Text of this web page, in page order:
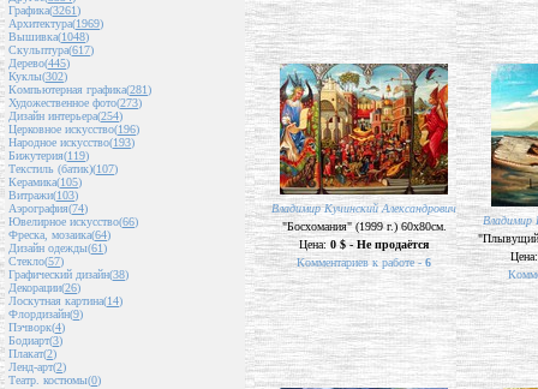
Графика(3261)
Архитектура(1969)
Вышивка(1048)
Скульптура(617)
Дерево(445)
Куклы(302)
Компьютерная графика(281)
Художественное фото(273)
Дизайн интерьера(254)
Церковное искусство(196)
Народное искусство(193)
Бижутерия(119)
Текстиль (батик)(107)
Керамика(105)
Витражи(103)
Аэрография(74)
Ювелирное искусство(66)
Фреска, мозаика(64)
Дизайн одежды(61)
Стекло(57)
Графический дизайн(38)
Декорации(26)
Лоскутная картина(14)
Флордизайн(9)
Пэчворк(4)
Бодиарт(3)
Плакат(2)
Ленд-арт(2)
Театр. костюмы(0)
Владимир Кучинский Александрович
"Босхомания" (1999 г.) 60х80см.
Цена: 0 $ - Не продаётся
Комментариев к работе -6
Владимир
"Плывущий